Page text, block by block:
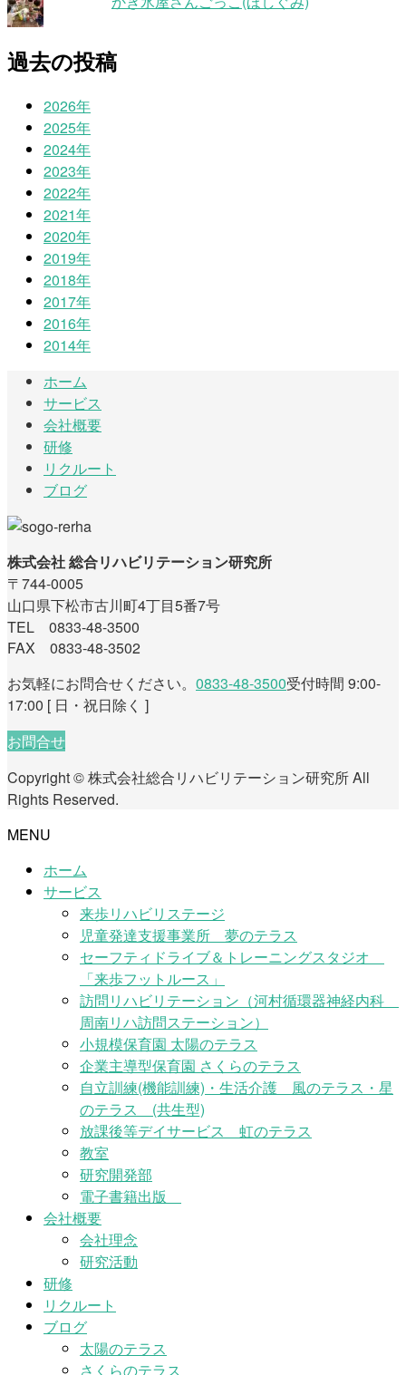
過去の投稿
2026年
2025年
2024年
2023年
2022年
2021年
2020年
2019年
2018年
2017年
2016年
2014年
ホーム
サービス
会社概要
研修
リクルート
ブログ
株式会社 総合リハビリテーション研究所
〒744-0005
山口県下松市古川町4丁目5番7号
TEL 0833-48-3500
FAX 0833-48-3502
お気軽にお問合せください。 0833-48-3500受付時間 9:00-
17:00 [ 日・祝日除く ]
お問合せ
Copyright © 株式会社総合リハビリテーション研究所 All
Rights Reserved.
MENU
ホーム
サービス
来歩リハビリステージ
児童発達支援事業所 夢のテラス
セーフティドライブ＆トレーニングスタジオ
「来歩フットルース」
訪問リハビリテーション（河村循環器神経内科
周南リハ訪問ステーション）
小規模保育園 太陽のテラス
企業主導型保育園 さくらのテラス
自立訓練(機能訓練)・生活介護 風のテラス・星
のテラス (共生型)
放課後等デイサービス 虹のテラス
教室
研究開発部
電子書籍出版
会社概要
会社理念
研究活動
研修
リクルート
ブログ
太陽のテラス
さくらのテラス